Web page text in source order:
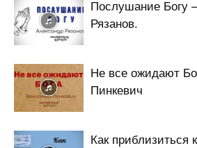
Послушание Богу
Рязанов.
Не все ожидают
Пинкевич
Как приблизиться